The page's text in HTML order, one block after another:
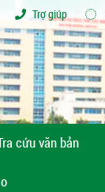
Trợ giúp
cứu văn bản